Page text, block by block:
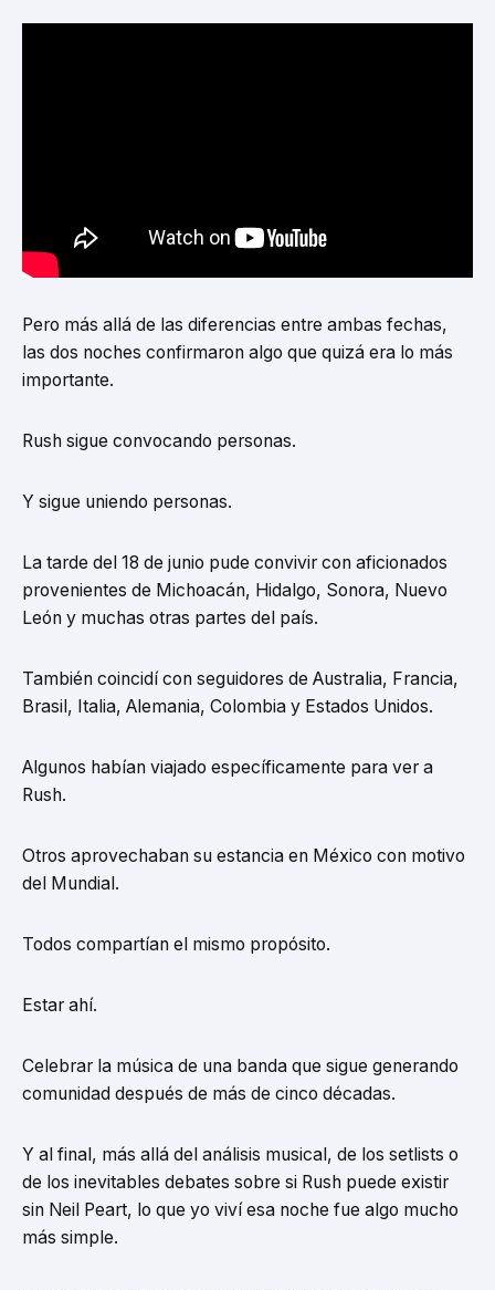
Pero más allá de las diferencias entre ambas fechas,
las dos noches confirmaron algo que quizá era lo más
importante.
Rush sigue convocando personas.
Y sigue uniendo personas.
La tarde del 18 de junio pude convivir con aficionados
provenientes de Michoacán, Hidalgo, Sonora, Nuevo
León y muchas otras partes del país.
También coincidí con seguidores de Australia, Francia,
Brasil, Italia, Alemania, Colombia y Estados Unidos.
Algunos habían viajado específicamente para ver a
Rush.
Otros aprovechaban su estancia en México con motivo
del Mundial.
Todos compartían el mismo propósito.
Estar ahí.
Celebrar la música de una banda que sigue generando
comunidad después de más de cinco décadas.
Y al final, más allá del análisis musical, de los setlists o
de los inevitables debates sobre si Rush puede existir
sin Neil Peart, lo que yo viví esa noche fue algo mucho
más simple.